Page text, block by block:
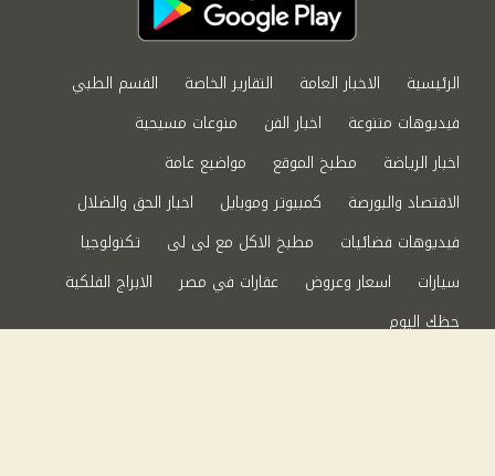
الرئيسية الاخبار العامة التقارير الخاصة
القسم الطبي
فيديوهات متنوعة
اخبار الفن
منوعات مسيحية
اخبار الرياضة
مطبخ الموقع
مواضيع عامة
الاقتصاد والبورصة
كمبيوتر وموبايل
اخبار الحق والضلال
فيديوهات فضائيات
مطبخ الاكل مع لى لى
تكنولوجيا
سيارات
اسعار وعروض عقارات في مصر
الابراج الفلكية
حظك اليوم